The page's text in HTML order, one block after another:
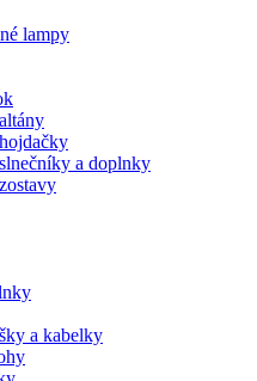
lampy
a doplnky
a kabelky